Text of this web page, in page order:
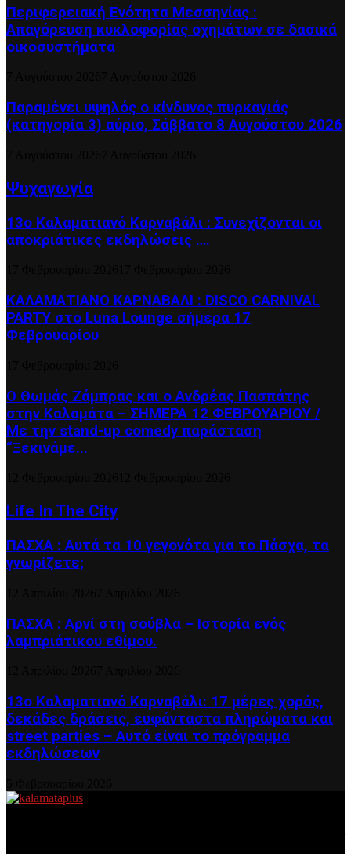
Περιφερειακή Ενότητα Μεσσηνίας :
Απαγόρευση κυκλοφορίας οχημάτων σε δασικά
οικοσυστήματα
Παραμένει υψηλός ο κίνδυνος πυρκαγιάς
(κατηγορία 3) αύριο, Σάββατο 8 Αυγούστου 2026
Ψυχαγωγία
13ο Καλαματιανό Καρναβάλι : Συνεχίζονται οι
αποκριάτικες εκδηλώσεις ….
ΚΑΛΑΜΑΤΙΑΝΟ ΚΑΡΝΑΒΑΛΙ : DISCO CARNIVAL
PARTY στο Luna Lounge σήμερα 17
Φεβρουαρίου
Ο Θωμάς Ζάμπρας και ο Ανδρέας Πασπάτης
στην Καλαμάτα – ΣΗΜΕΡΑ 12 ΦΕΒΡΟΥΑΡΙΟΥ /
Με την stand-up comedy παράσταση
“Ξεκινάμε...
Life In The City
ΠΑΣΧΑ : Αυτά τα 10 γεγονότα για το Πάσχα, τα
γνωρίζετε;
ΠΑΣΧΑ : Αρνί στη σούβλα – Ιστορία ενός
λαμπριάτικου εθίμου.
13ο Καλαματιανό Καρναβάλι: 17 μέρες χορός,
δεκάδες δράσεις, ευφάνταστα πληρώματα και
street parties – Αυτό είναι το πρόγραμμα
εκδηλώσεων